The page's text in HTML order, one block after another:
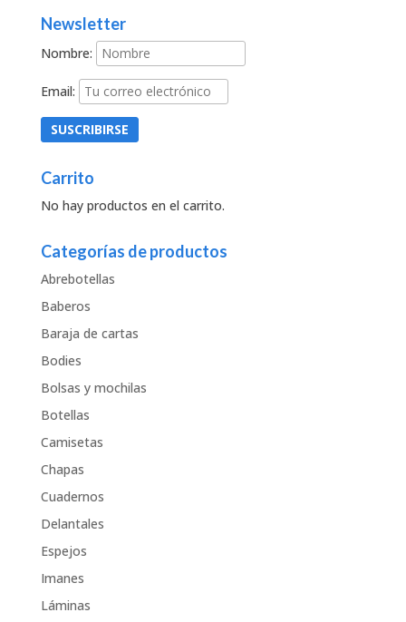
Newsletter
Nombre:
Email:
Carrito
No hay productos en el carrito.
Categorías de productos
Abrebotellas
Baberos
Baraja de cartas
Bodies
Bolsas y mochilas
Botellas
Camisetas
Chapas
Cuadernos
Delantales
Espejos
Imanes
Láminas